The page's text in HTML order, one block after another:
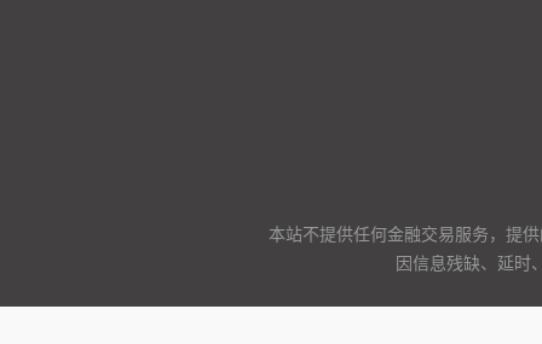
本站不提供任何金融交易服务，提
因信息残缺、延时